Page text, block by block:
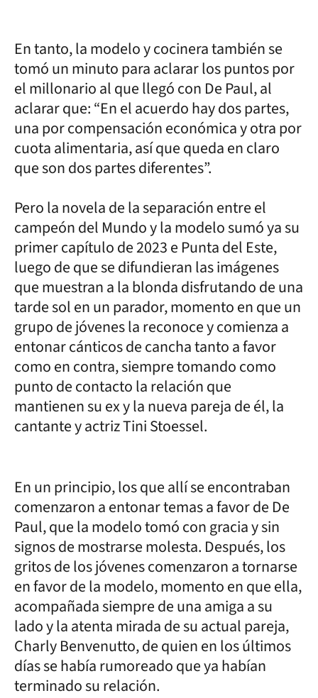
En tanto, la modelo y cocinera también se
tomó un minuto para aclarar los puntos por
el millonario al que llegó con De Paul, al
aclarar que: “En el acuerdo hay dos partes,
una por compensación económica y otra por
cuota alimentaria, así que queda en claro
que son dos partes diferentes”.
Pero la novela de la separación entre el
campeón del Mundo y la modelo sumó ya su
primer capítulo de 2023 e Punta del Este,
luego de que se difundieran las imágenes
que muestran a la blonda disfrutando de una
tarde sol en un parador, momento en que un
grupo de jóvenes la reconoce y comienza a
entonar cánticos de cancha tanto a favor
como en contra, siempre tomando como
punto de contacto la relación que
mantienen su ex y la nueva pareja de él, la
cantante y actriz Tini Stoessel.
En un principio, los que allí se encontraban
comenzaron a entonar temas a favor de De
Paul, que la modelo tomó con gracia y sin
signos de mostrarse molesta. Después, los
gritos de los jóvenes comenzaron a tornarse
en favor de la modelo, momento en que ella,
acompañada siempre de una amiga a su
lado y la atenta mirada de su actual pareja,
Charly Benvenutto, de quien en los últimos
días se había rumoreado que ya habían
terminado su relación.